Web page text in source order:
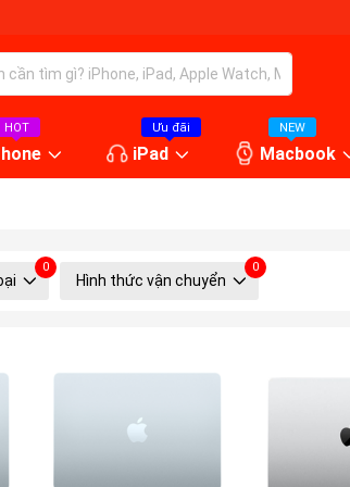
HOT Ưu đãi
iPad
NEW
Macbook
0
Hình thức vận chuyển
0